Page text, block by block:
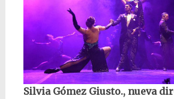
Silvia Gómez Giusto., nueva